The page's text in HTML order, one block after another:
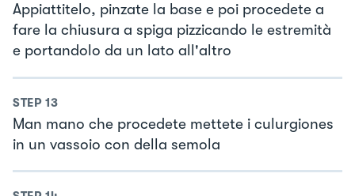
Appiattitelo, pinzate la base e poi procedete a
fare la chiusura a spiga pizzicando le estremità
e portandolo da un lato all'altro
STEP 13
Man mano che procedete mettete i culurgiones
in un vassoio con della semola